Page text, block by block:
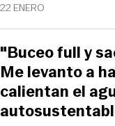
22 ENERO
"Buceo full y
Me levanto a
calientan el